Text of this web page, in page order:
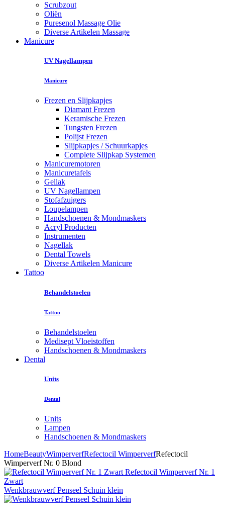
Scrubzout
Oliën
Puresenol Massage Olie
Diverse Artikelen Massage
Manicure
UV Nagellampen
Manicure
Frezen en Slijpkapjes
Diamant Frezen
Keramische Frezen
Tungsten Frezen
Polijst Frezen
Slijpkapjes / Schuurkapjes
Complete Slijpkap Systemen
Manicuremotoren
Manicuretafels
Gellak
UV Nagellampen
Stofafzuigers
Loupelampen
Handschoenen & Mondmaskers
Acryl Producten
Instrumenten
Nagellak
Dental Towels
Diverse Artikelen Manicure
Tattoo
Behandelstoelen
Tattoo
Behandelstoelen
Medisept Vloeistoffen
Handschoenen & Mondmaskers
Dental
Units
Dental
Units
Lampen
Handschoenen & Mondmaskers
HomeBeautyWimperverfRefectocil WimperverfRefectocil
Wimperverf Nr. 0 Blond
Refectocil Wimperverf Nr. 1
Zwart
Wenkbrauwverf Penseel Schuin klein